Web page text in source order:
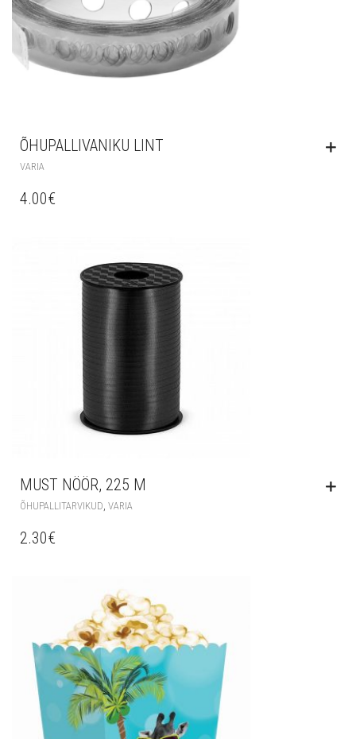
ÕHUPALLIVANIKU LINT
VARIA
4.00€
MUST NÖÖR, 225 M
ÕHUPALLITARVIKUD VARIA
2.30€